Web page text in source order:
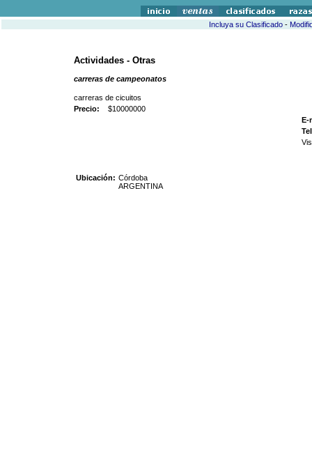
Incluya su Clasificado-
Actividades - Otras
carreras de campeonatos
carreras de cicuitos
Precio: $10000000
E-
Ubicación: Córdoba
ARGENTINA